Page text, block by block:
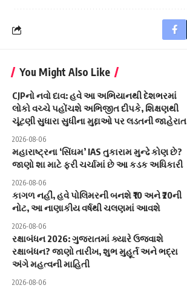
You Might Also Like
CJPનો નવો દાવ: હવે આ અભિયાનથી દેશભરમાં
લોકો વચ્ચે પહોંચશે અભિજીત દીપકે, શિક્ષણથી
ચૂંટણી સુધારા સુધીના મુદ્દાઓ પર લડતની જાહેરાત
2026-08-06
મહારાષ્ટ્રના ‘સિંઘમ’ IAS તુકારામ મુન્ઢે કોણ છે?
જાણો શા માટે ફરી ચર્ચામાં છે આ કડક અધિકારી
2026-08-06
કાગળ નહીં, હવે પોલિમરની બનશે ₹10 અને ₹20ની
નોટ, આ નાણાકીય વર્ષથી ચલણમાં આવશે
2026-08-06
રક્ષાબંધન 2026: ગુજરાતમાં ક્યારે ઉજવાશે
રક્ષાબંધન? જાણો તારીખ, શુભ મુહૂર્ત અને ભદ્રા
અંગે મહત્વની માહિતી
2026-08-06